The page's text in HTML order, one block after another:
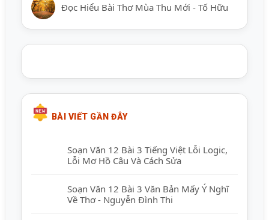
Đọc Hiểu Bài Thơ Mùa Thu Mới - Tố Hữu
BÀI VIẾT GẦN ĐÂY
Soạn Văn 12 Bài 3 Tiếng Việt Lỗi Logic,
Lỗi Mơ Hồ Câu Và Cách Sửa
Soạn Văn 12 Bài 3 Văn Bản Mấy Ý Nghĩ
Về Thơ - Nguyễn Đình Thi